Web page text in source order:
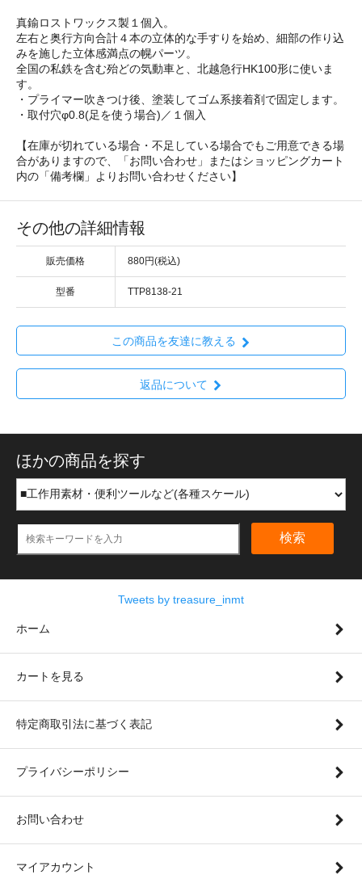
真鍮ロストワックス製１個入。
左右と奥行方向合計４本の立体的な手すりを始め、細部の作り込
みを施した立体感満点の幌パーツ。
全国の私鉄を含む殆どの気動車と、北越急行HK100形に使いま
す。
・プライマー吹きつけ後、塗装してゴム系接着剤で固定します。
・取付穴φ0.8(足を使う場合)／１個入
【在庫が切れている場合・不足している場合でもご用意できる場
合がありますので、「お問い合わせ」またはショッピングカート
内の「備考欄」よりお問い合わせください】
その他の詳細情報
販売価格 880円(税込)
型番 TTP8138-21
この商品を友達に教える
返品について
ほかの商品を探す
検索
Tweets by treasure_inmt
ホーム
カートを見る
特定商取引法に基づく表記
プライバシーポリシー
お問い合わせ
マイアカウント